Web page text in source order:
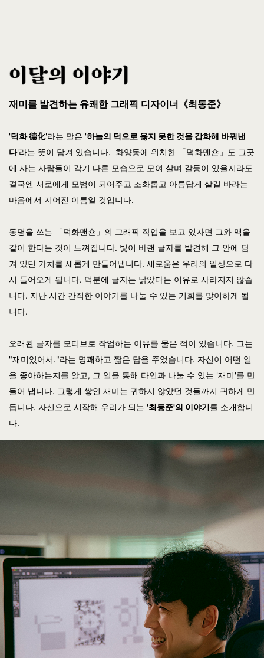
재미를 발견하는 유쾌한 그래픽 디자이너《최동준》
'덕화 德化'라는 말은 '하늘의 덕으로 옳지 못한 것을 감화해 바꿔낸
다'라는 뜻이 담겨 있습니다. 화양동에 위치한 「덕화맨숀」도 그곳
에 사는 사람들이 각기 다른 모습으로 모여 살며 갈등이 있을지라도
결국엔 서로에게 모범이 되어주고 조화롭고 아름답게 살길 바라는
마음에서 지어진 이름일 것입니다.
동명을 쓰는 「덕화맨숀」의 그래픽 작업을 보고 있자면 그와 맥을
같이 한다는 것이 느껴집니다. 빛이 바랜 글자를 발견해 그 안에 담
겨 있던 가치를 새롭게 만들어냅니다. 새로움은 우리의 일상으로 다
시 들어오게 됩니다. 덕분에 글자는 낡았다는 이유로 사라지지 않습
니다. 지난 시간 간직한 이야기를 나눌 수 있는 기회를 맞이하게 됩
니다.
오래된 글자를 모티브로 작업하는 이유를 물은 적이 있습니다. 그는
"재미있어서."라는 명쾌하고 짧은 답을 주었습니다. 자신이 어떤 일
을 좋아하는지를 알고, 그 일을 통해 타인과 나눌 수 있는 '재미'를 만
들어 냅니다. 그렇게 쌓인 재미는 귀하지 않았던 것들까지 귀하게 만
듭니다. 자신으로 시작해 우리가 되는 '최동준'의 이야기를 소개합니
다.